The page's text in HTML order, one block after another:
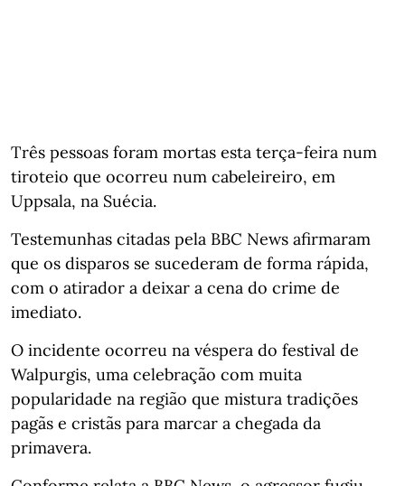
Três pessoas foram mortas esta terça-feira num
tiroteio que ocorreu num cabeleireiro, em
Uppsala, na Suécia.
Testemunhas citadas pela BBC News afirmaram
que os disparos se sucederam de forma rápida,
com o atirador a deixar a cena do crime de
imediato.
O incidente ocorreu na véspera do festival de
Walpurgis, uma celebração com muita
popularidade na região que mistura tradições
pagãs e cristãs para marcar a chegada da
primavera.